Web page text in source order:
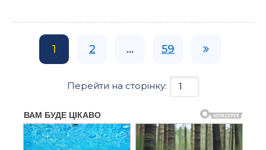
1 2 ... 59
Перейти на сторінку: